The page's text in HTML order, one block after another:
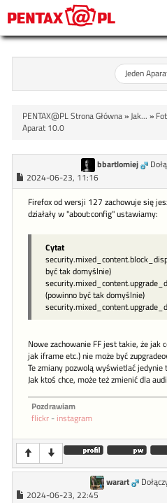
Jeden
PENTAX@PL Strona Główna»Jak... »
Aparat 10.0
bbartlomiej
2024-06-23, 11:16
Firefox od wersji 127 zachowuje się
działały w "about:config" ustawiamy:
Cytat
być tak domyślnie)
(powinno być tak domyślnie)
Nowe zachowanie FF jest takie, że
jak iframe etc.) nie może być
Te zmiany pozwolą wyświetlać jedynie
Jak ktoś chce, może też zmienić dla
Pozdrawiam
flickr - instagram
warart
2024-06-23, 22:45